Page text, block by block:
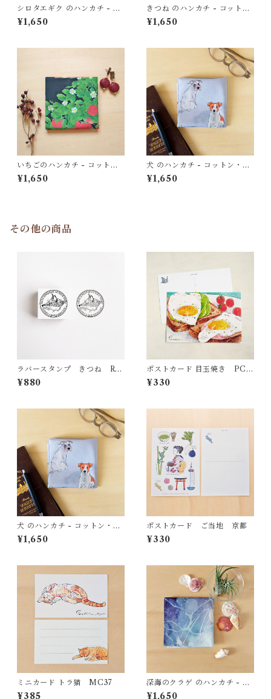
シロタエギク のハンカチ - コ
ットン・すこし大きめ - スカ
ーフにも
¥1,650
きつね のハンカチ - コット
ン・すこし大きめ - スカーフ
にも
¥1,650
いちごのハンカチ - コット
ン・すこし大きめ - スカーフ
にも HC31
¥1,650
犬 のハンカチ - コットン・す
こし大きめ - スカーフにも
HC12
¥1,650
その他の商品
ラバースタンプ きつね RS2
7
¥880
ポストカード 目玉焼き PC3
8
¥330
犬 のハンカチ - コットン・す
こし大きめ - スカーフにも
HC12
¥1,650
ポストカード ご当地 京都
¥330
ミニカード トラ猫 MC37
¥385
深海のクラゲ のハンカチ - コ
ットン・すこし大きめ - スカ
¥1,650